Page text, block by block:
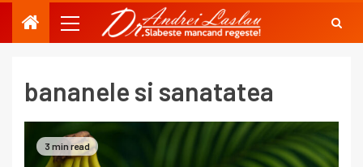
bananele si sanatatea
3 min read